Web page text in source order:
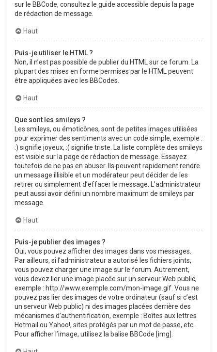
sur le BBCode, consultez le guide accessible depuis la page
de rédaction de message.
Haut
Puis-je utiliser le HTML ?
Non, il n’est pas possible de publier du HTML sur ce forum. La
plupart des mises en forme permises par le HTML peuvent
être appliquées avec les BBCodes.
Haut
Que sont les smileys ?
Les smileys, ou émoticônes, sont de petites images utilisées
pour exprimer des sentiments avec un code simple, exemple :
:) signifie joyeux, :( signifie triste. La liste complète des smileys
est visible sur la page de rédaction de message. Essayez
toutefois de ne pas en abuser. Ils peuvent rapidement rendre
un message illisible et un modérateur peut décider de les
retirer ou simplement d’effacer le message. L’administrateur
peut aussi avoir défini un nombre maximum de smileys par
message.
Haut
Puis-je publier des images ?
Oui, vous pouvez afficher des images dans vos messages.
Par ailleurs, si l’administrateur a autorisé les fichiers joints,
vous pouvez charger une image sur le forum. Autrement,
vous devez lier une image placée sur un serveur Web public,
exemple : http://www.exemple.com/mon-image.gif. Vous ne
pouvez pas lier des images de votre ordinateur (sauf si c’est
un serveur Web public) ni des images placées derrière des
mécanismes d’authentification, exemple : Boîtes aux lettres
Hotmail ou Yahoo!, sites protégés par un mot de passe, etc.
Pour afficher l’image, utilisez la balise BBCode [img].